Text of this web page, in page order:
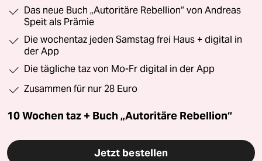
Das neue Buch „Autoritäre Rebellion“ von Andreas
Speit als Prämie
Die wochentaz jeden Samstag frei Haus + digital in
der App
Die tägliche taz von Mo-Fr digital in der App
Zusammen für nur 28 Euro
10 Wochen taz + Buch „Autoritäre Rebellion“
Jetzt bestellen